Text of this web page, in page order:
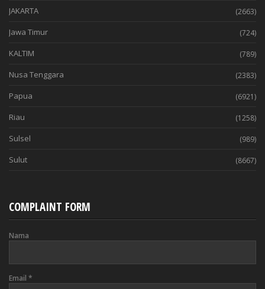
JAKARTA (2663)
Jawa Timur (724)
KALTIM (789)
Nusa Tenggara (2383)
Papua (6921)
Riau (1258)
Sulsel (989)
Sulut (8667)
COMPLAINT FORM
Nama
Email *